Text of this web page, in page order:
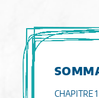
CHAPITRE 1